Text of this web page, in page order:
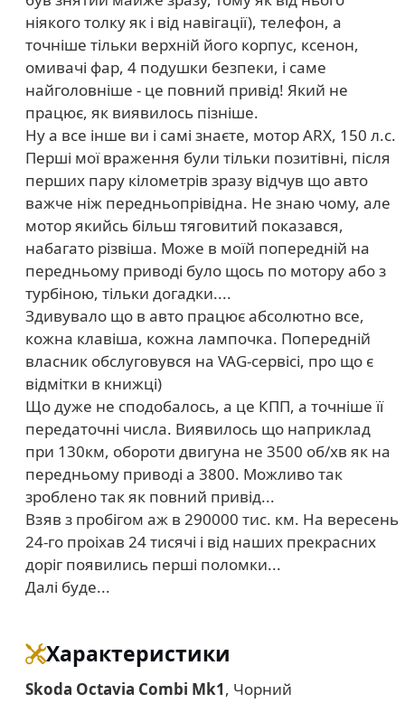
ніякого толку як і від навігації), телефон, а
точніше тільки верхній його корпус, ксенон,
омивачі фар, 4 подушки безпеки, і саме
найголовніше - це повний привід! Який не
працює, як виявилось пізніше.
Ну а все інше ви і самі знаєте, мотор ARX, 150 л.с.
Перші мої враження були тільки позитівні, після
перших пару кілометрів зразу відчув що авто
важче ніж передньопрівідна. Не знаю чому, але
мотор якийсь більш тяговитий показався,
набагато різвіша. Може в моїй попередній на
передньому приводі було щось по мотору або з
турбіною, тільки догадки....
Здивувало що в авто працює абсолютно все,
кожна клавіша, кожна лампочка. Попередній
власник обслуговувся на VAG-сервісі, про що є
відмітки в книжці)
Що дуже не сподобалось, а це КПП, а точніше її
передаточні числа. Виявилось що наприклад
при 130км, обороти двигуна не 3500 об/хв як на
передньому приводі а 3800. Можливо так
зроблено так як повний привід...
Взяв з пробігом аж в 290000 тис. км. На вересень
24-го проіхав 24 тисячі і від наших прекрасних
доріг появились перші поломки...
Далі буде...
Характеристики
Skoda Octavia Combi Mk1, Чорний